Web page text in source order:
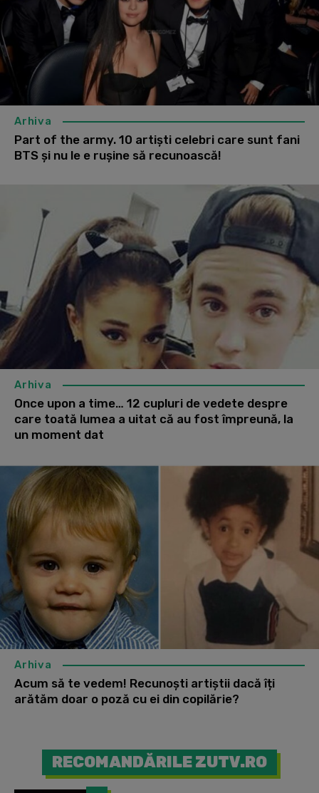
Arhiva
Part of the army. 10 artiști celebri care sunt fani
BTS și nu le e rușine să recunoască!
Arhiva
Once upon a time… 12 cupluri de vedete despre
care toată lumea a uitat că au fost împreună, la
un moment dat
Arhiva
Acum să te vedem! Recunoști artiștii dacă îți
arătăm doar o poză cu ei din copilărie?
RECOMANDĂRILE ZUTV.RO